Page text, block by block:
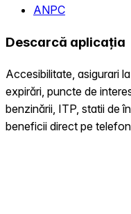
ANPC
Descarcă aplicația
Accesibilitate, asigurari
expirări, puncte de
benzinării, ITP, statii de
beneficii direct pe